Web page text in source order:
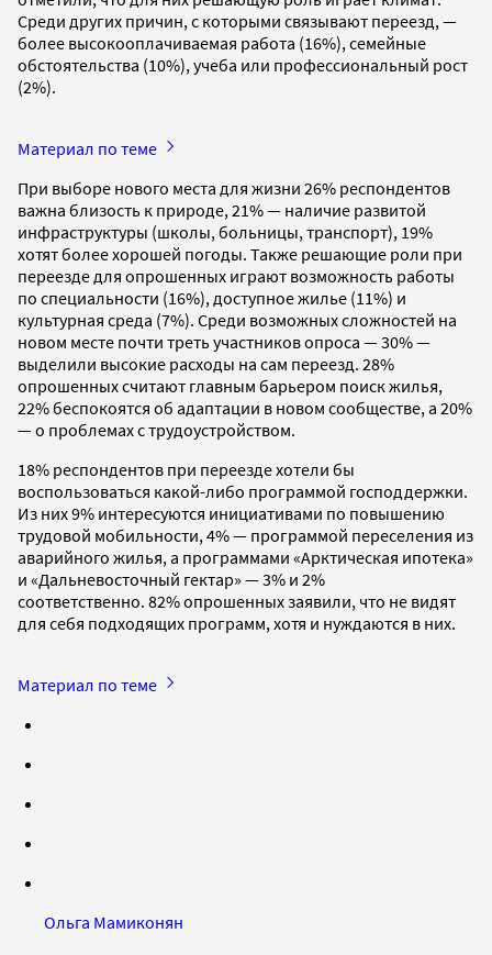
Среди других причин, с которыми связывают переезд, —
более высокооплачиваемая работа (16%), семейные
обстоятельства (10%), учеба или профессиональный рост
(2%).
Материал по теме
При выборе нового места для жизни 26% респондентов
важна близость к природе, 21% — наличие развитой
инфраструктуры (школы, больницы, транспорт), 19%
хотят более хорошей погоды. Также решающие роли при
переезде для опрошенных играют возможность работы
по специальности (16%), доступное жилье (11%) и
культурная среда (7%). Среди возможных сложностей на
новом месте почти треть участников опроса — 30% —
выделили высокие расходы на сам переезд. 28%
опрошенных считают главным барьером поиск жилья,
22% беспокоятся об адаптации в новом сообществе, а 20%
— о проблемах с трудоустройством.
18% респондентов при переезде хотели бы
воспользоваться какой-либо программой господдержки.
Из них 9% интересуются инициативами по повышению
трудовой мобильности, 4% — программой переселения из
аварийного жилья, а программами «Арктическая ипотека»
и «Дальневосточный гектар» — 3% и 2%
соответственно. 82% опрошенных заявили, что не видят
для себя подходящих программ, хотя и нуждаются в них.
Материал по теме
Ольга Мамиконян